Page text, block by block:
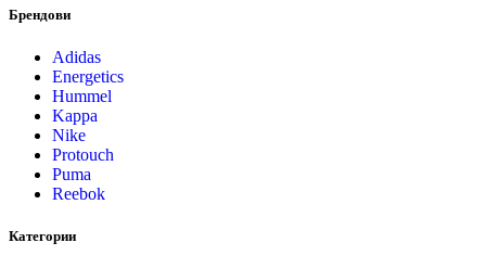
Брендови
Adidas
Energetics
Hummel
Kappa
Nike
Protouch
Puma
Reebok
Категории